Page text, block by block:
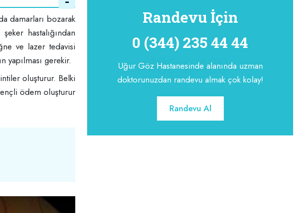
damarları bozarak
hastalığından
ve lazer tedavisi
yapılması gerekir.
oluşturur. Belki
ödem oluşturur
Randevu İçin
0 (344) 235 44 44
Uğur Göz Hastanesinde alanında uzman
doktorunuzdan randevu almak çok kolay!
Randevu Al